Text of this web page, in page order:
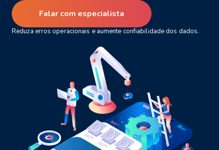
Falar com especialista
Reduza erros operacionais e aumente confiabilidade dos dados.